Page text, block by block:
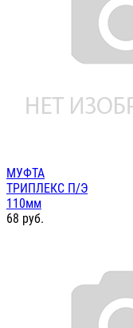
МУФТА
ТРИПЛЕКС П/Э
110мм
68 руб.